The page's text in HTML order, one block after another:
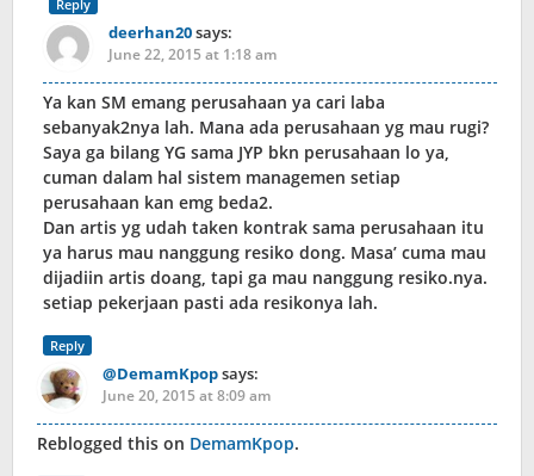
Reply
deerhan20says:
June 22, 2015 at 1:18 am
Ya kan SM emang perusahaan ya cari laba
sebanyak2nya lah. Mana ada perusahaan yg mau rugi?
Saya ga bilang YG sama JYP bkn perusahaan lo ya,
cuman dalam hal sistem managemen setiap
perusahaan kan emg beda2.
Dan artis yg udah taken kontrak sama perusahaan itu
ya harus mau nanggung resiko dong. Masa’ cuma mau
dijadiin artis doang, tapi ga mau nanggung resiko.nya.
setiap pekerjaan pasti ada resikonya lah.
Reply
@DemamKpopsays:
June 20, 2015 at 8:09 am
Reblogged this on DemamKpop.